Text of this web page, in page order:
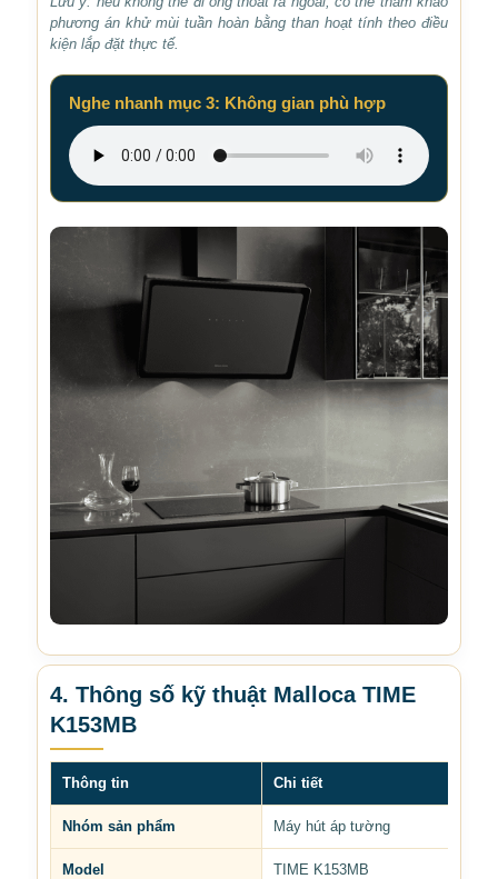
phương án khử mùi tuần hoàn bằng than hoạt tính theo điều
kiện lắp đặt thực tế.
Nghe nhanh mục 3: Không gian phù hợp
4. Thông số kỹ thuật Malloca TIME
K153MB
Thông tin Chi tiết
Nhóm sản phẩm Máy hút áp tường
Model TIME K153MB